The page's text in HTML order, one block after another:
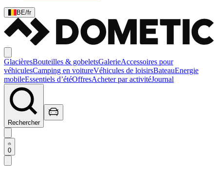
BE/fr
GlacièresBouteilles & gobeletsGalerieAccessoires pour
véhiculesCamping en voitureVéhicules de loisirsBateauEnergie
mobileEssentiels d’étéOffresAcheter par activitéJournal
Rechercher
0